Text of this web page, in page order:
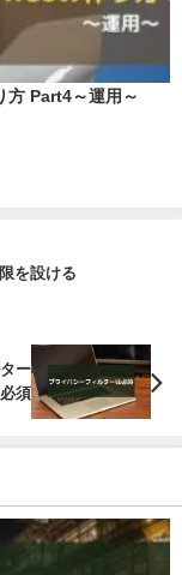
方 Part4～運用～
を設ける
ー
須